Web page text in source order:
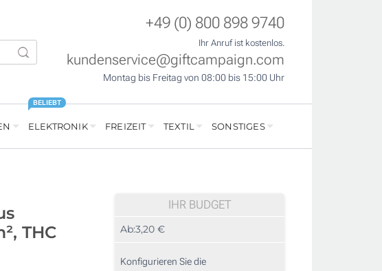
+49 (0) 800 898 9740
Ihr Anruf ist kostenlos.
kundenservice@giftcampaign.com
Montag bis Freitag von 08:00 bis 15:00 Uhr
ELEKTRONIK
BELIEBT
FREIZEIT TEXTIL SONSTIGES
THC
IHR BUDGET
Ab:3,20 €
Konfigurieren Sie die